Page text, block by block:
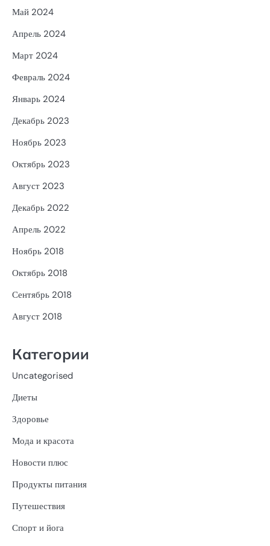
Май 2024
Апрель 2024
Март 2024
Февраль 2024
Январь 2024
Декабрь 2023
Ноябрь 2023
Октябрь 2023
Август 2023
Декабрь 2022
Апрель 2022
Ноябрь 2018
Октябрь 2018
Сентябрь 2018
Август 2018
Категории
Uncategorised
Диеты
Здоровье
Мода и красота
Новости плюс
Продукты питания
Путешествия
Спорт и йога